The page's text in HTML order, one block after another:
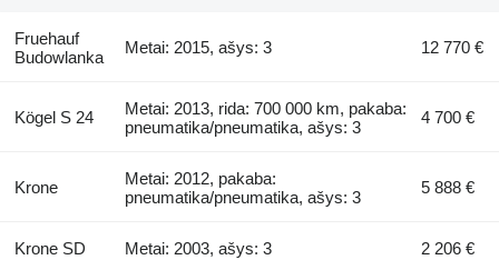
Fruehauf
Budowlanka
Metai: 2015, ašys: 3 12 770 €
Kögel S 24
Metai: 2013, rida: 700 000 km, pakaba:
pneumatika/pneumatika, ašys: 3
4 700 €
Krone
Metai: 2012, pakaba:
pneumatika/pneumatika, ašys: 3
5 888 €
Krone SD Metai: 2003, ašys: 3 2 206 €